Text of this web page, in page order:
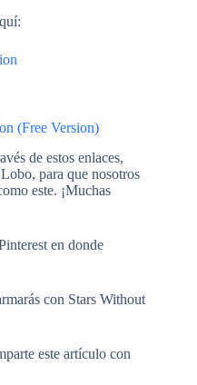
(Free Version)
de estos enlaces,
para que nosotros
este. ¡Muchas
en donde
con Stars Without
este artículo con